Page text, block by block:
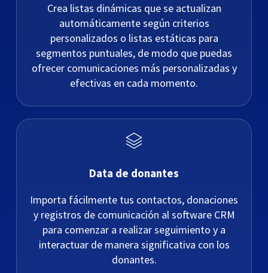
Crea listas dinámicas que se actualizan
automáticamente según criterios
personalizados o listas estáticas para
segmentos puntuales, de modo que puedas
ofrecer comunicaciones más personalizadas y
efectivas en cada momento.
Data de donantes
Importa fácilmente tus contactos, donaciones
y registros de comunicación al software CRM
para comenzar a realizar seguimiento y a
interactuar de manera significativa con los
donantes.